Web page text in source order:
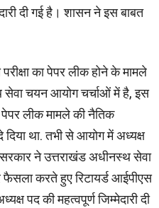
दी गई है। शासन ने इस बाबत
का पेपर लीक होने के मामले
सेवा चयन आयोग चर्चाओं में है, इस
लीक मामले की नैतिक
दिया था. तभी से आयोग में अध्यक्ष
ने उत्तराखंड अधीनस्थ सेवा
करते हुए रिटायर्ड आईपीएस
पद की महत्वपूर्ण जिम्मेदारी दी